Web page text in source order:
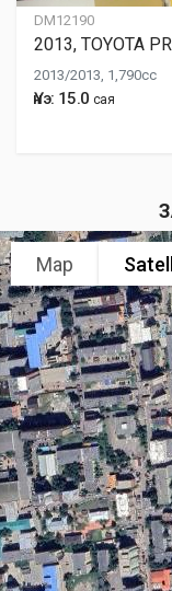
DM12190
2013/2013, 1,790cc
Үнэ: 15.0 сая
Map